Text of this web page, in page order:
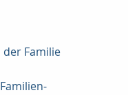
Familie